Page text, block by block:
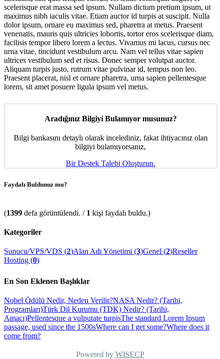
scelerisque erat massa sed ipsum. Nullam dictum pretium ipsum, ut
maximus nibh iaculis vitae. Etiam auctor id turpis at suscipit. Nulla
dolor ipsum, ornare eu maximus sed, pharetra at metus. Praesent
venenatis, mauris quis ultricies lobortis, tortor eros scelerisque diam,
facilisis tempor libero lorem a lectus. Vivamus mi lacus, cursus nec
urna vitae, tincidunt vestibulum arcu. Nam vel tellus vitae sapien
ultrices vestibulum sed et risus. Donec semper volutpat auctor.
Aliquam turpis justo, rutrum vitae pulvinar id, tempus non leo.
Praesent placerat, nisl et ornare pharetra, urna sapien pellentesque
lorem, sit amet posuere ligula ipsum vel metus.
Aradığınız Bilgiyi Bulamıyor musunuz?
Bilgi bankasını detaylı olarak incelediniz, fakat ihtiyacınız olan
bilgiyi bulamıyorsanız,
Bir Destek Talebi Oluşturun.
Faydalı Buldunuz mu?
(1399 defa görüntülendi. / 1 kişi faydalı buldu.)
Kategoriler
Sunucu/VPS/VDS (2)Alan Adı Yönetimi (3)Genel (2)Reseller
Hosting (0)
En Son Eklenen Başlıklar
Nobel Ödülü Nedir, Neden Verilir?NASA Nedir? (Tarihi,
Programları)Türk Dil Kurumu (TDK) Nedir? (Tarihi,
Amacı)Pellentesque a vulputate turpisThe standard Lorem Ipsum
passage, used since the 1500sWhere can I get some?Where does it
come from?
Powered by WISECP